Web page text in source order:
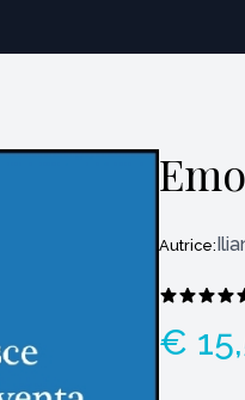
Autrice:
€